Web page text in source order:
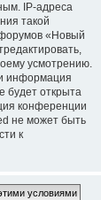
IP-адреса
такой
«Новый
усмотрению.
информация
будет открыта
конференции
не может быть
к